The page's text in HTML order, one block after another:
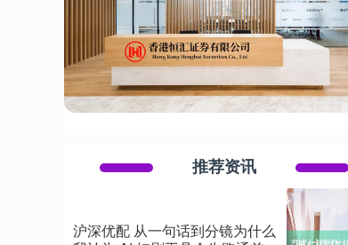
推荐资讯
沪深优配 从一句话到分镜为什么